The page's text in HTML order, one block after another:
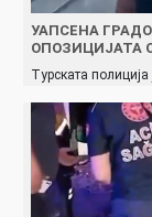
УАПСЕНА
ОПОЗИЦИЈАТА
Турската